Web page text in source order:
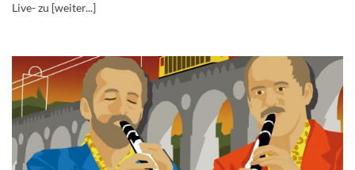
Live- zu [weiter...]